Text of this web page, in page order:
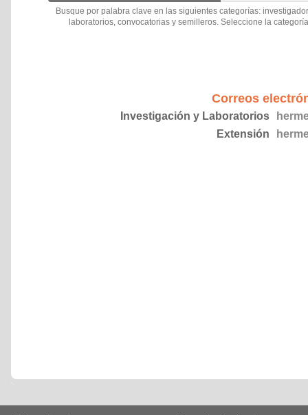
Busque por palabra clave en las siguientes categorías:
laboratorios, convocatorias y semilleros. Seleccione la
Correos
Investigación y Laboratorios
Extensión